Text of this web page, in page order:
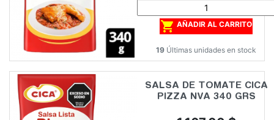
 AÑADIR AL CARRITO
19 Últimas unidades en stock
SALSA DE TOMATE CICA
PIZZA NVA 340 GRS